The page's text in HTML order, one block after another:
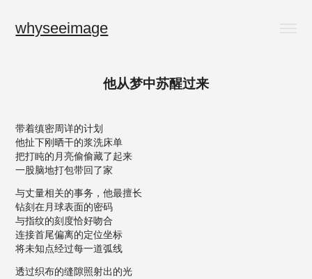
whyseeimage
他从梦中苏醒过来
带着缜密周详的计划
他扯下刚晒干的浆洗床单
把打盹的月亮偷偷藏了起来
一股脑地打包带回了家
与丈量相关的事务，他最擅长
钻刻在月球表面的密码
与指纹的刻度恰好吻合
连接首尾偏离的定位坐标
将未知点经过每一道弧线
透过织布的缝隙照射出的光